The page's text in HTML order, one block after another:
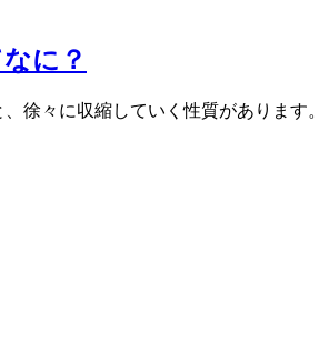
に？
徐々に収縮していく性質があります